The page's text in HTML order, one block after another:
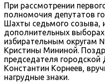
При рассмотрении
полномочия депутатов
Шахты седьмого созыва,
дополнительных
избирательным округам
Кристины Мининой.
председателя
Константин Корнеев,
нагрудные знаки.